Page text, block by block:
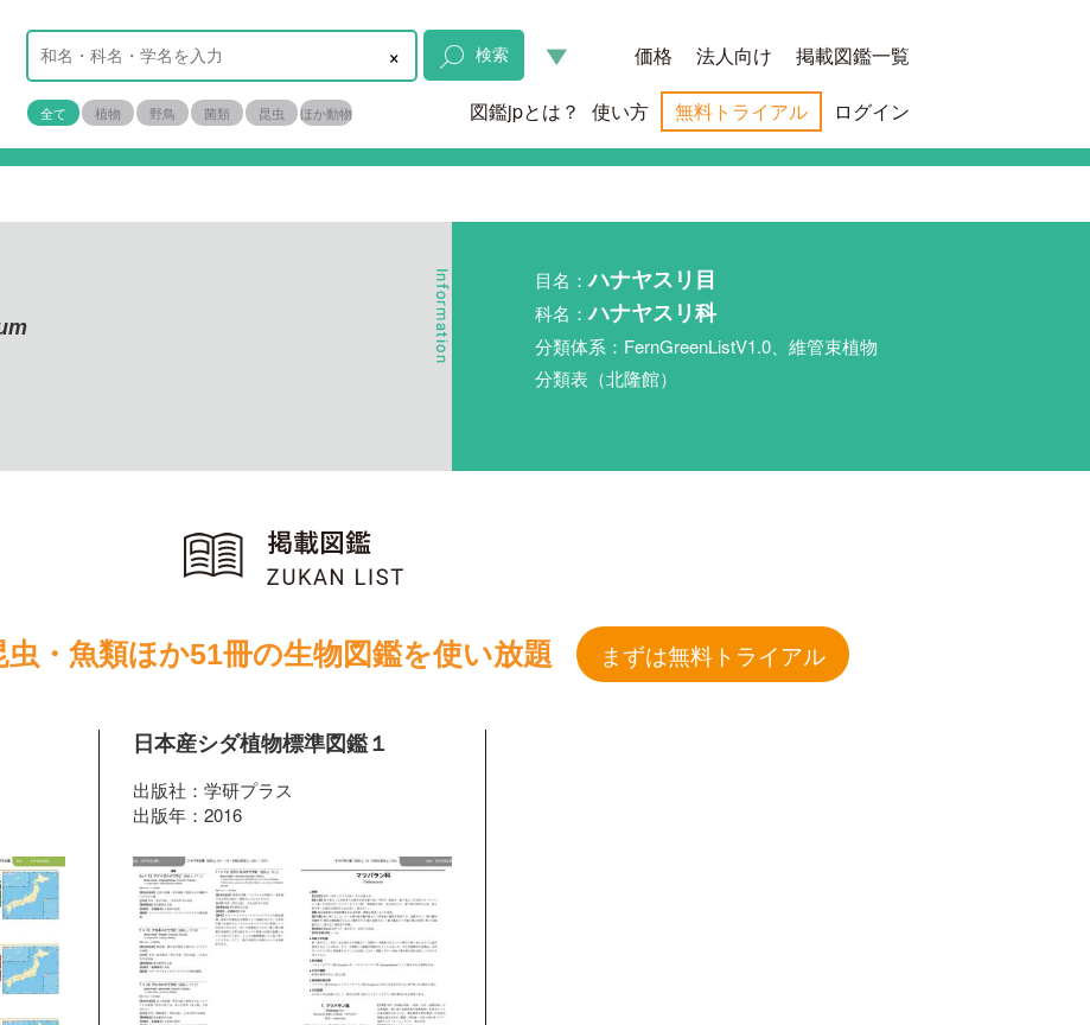
× 検索
全て 植物 野鳥 菌類 昆虫 ほか動物
価格 法人向け 掲載図鑑一覧
図鑑jpとは？ 使い方 無料トライアル ログイン
目名：ハナヤスリ目
科名：ハナヤスリ科
分類体系：FernGreenListV1.0、維管束植物
分類表（北隆館）
・魚類ほか51冊の生物図鑑を使い放題 まずは無料トライアル
日本産シダ植物標準図鑑１
出版社：学研プラス
出版年：2016